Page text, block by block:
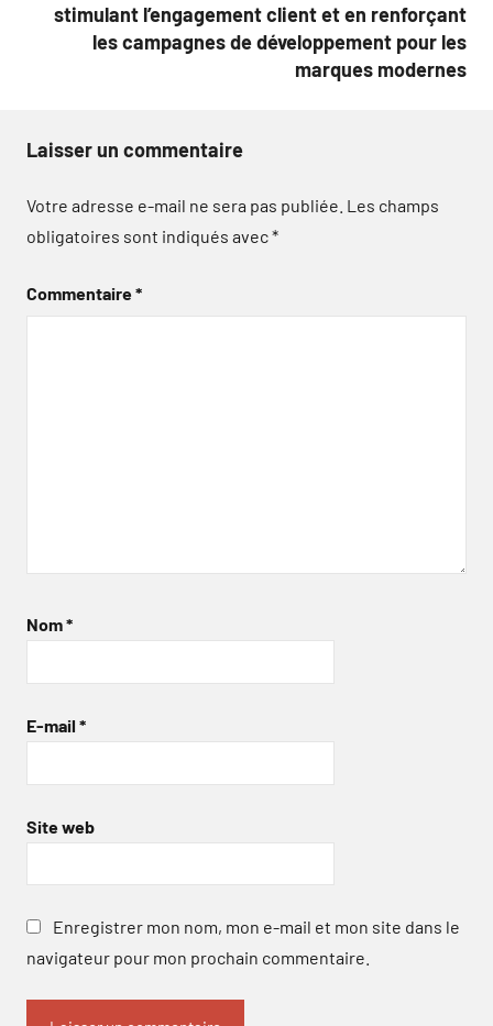
stimulant l’engagement client et en renforçant
les campagnes de développement pour les
marques modernes
Laisser un commentaire
Votre adresse e-mail ne sera pas publiée. Les champs
obligatoires sont indiqués avec*
Commentaire*
Nom*
E-mail *
Site web
Enregistrer mon nom, mon e-mail et mon site dans le
navigateur pour mon prochain commentaire.